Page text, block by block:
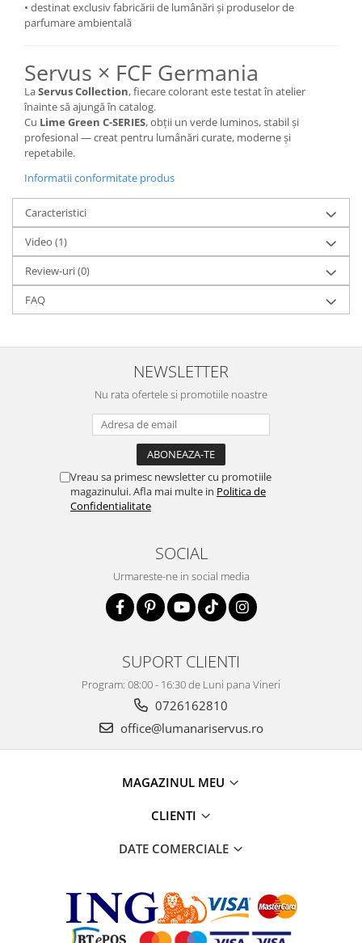
• destinat exclusiv fabricării de lumânări și produselor de
parfumare ambientală
Servus × FCF Germania
LaServus Collection, fiecare colorant este testat în atelier
înainte să ajungă în catalog.
Cu Lime Green C-SERIES, obții un verde luminos, stabil și
profesional — creat pentru lumânări curate, moderne și
repetabile.
Informatii conformitate produs
Caracteristici
Video (1)
Review-uri(0)
FAQ
NEWSLETTER
Nu rata ofertele si promotiile noastre
Vreau sa primesc newsletter cu promotiile
magazinului. Afla mai multe in Politica de
Confidentialitate
SOCIAL
Urmareste-ne in social media
SUPORT CLIENTI
Program: 08:00 - 16:30 de Luni pana Vineri
0726162810
office@lumanariservus.ro
MAGAZINUL MEU
CLIENTI
DATE COMERCIALE